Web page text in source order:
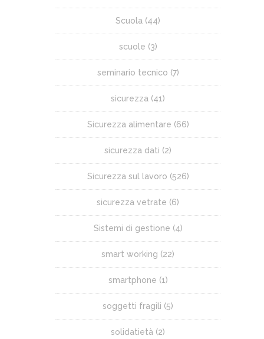
Scuola (44)
scuole (3)
seminario tecnico (7)
sicurezza (41)
Sicurezza alimentare (66)
sicurezza dati (2)
Sicurezza sul lavoro (526)
sicurezza vetrate (6)
Sistemi di gestione (4)
smart working (22)
smartphone (1)
soggetti fragili (5)
solidatietà (2)